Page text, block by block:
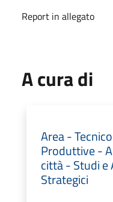
Report in allegato
A cura di
Area -
Produttive -
città - Studi e
Strategici